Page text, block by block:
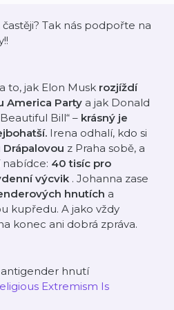
Tak nás podpořte na
to, jak Elon Musk rozjíždí
America Party a jak Donald
Bill“ – krásný je
Irena odhalí, kdo si
z Praha sobě, a
nabídce: 40 tisíc pro
výcvik . Johanna zase
hnutích a
kupředu. A jako vždy
konec ani dobrá zpráva.
hnutí
Extremism Is